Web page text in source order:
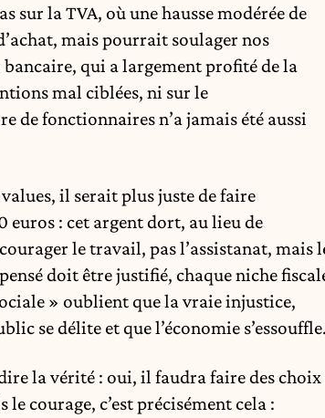
sur la TVA, où une hausse modérée de
mais pourrait soulager nos
qui a largement profité de la
mal ciblées, ni sur le
de fonctionnaires n’a jamais été aussi
il serait plus juste de faire
euros : cet argent dort, au lieu de
le travail, pas l’assistanat, mais
doit être justifié, chaque niche
» oublient que la vraie injustice,
se délite et que l’économie
la vérité : oui, il faudra faire des choix
courage, c’est précisément cela :